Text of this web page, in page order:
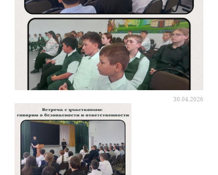
30.04.2026